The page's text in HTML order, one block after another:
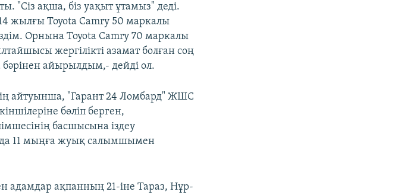
"Сіз ақша, біз уақыт ұтамыз" деді.
жылғы Toyota Camry 50 маркалы
Орнына Toyota Camry 70 маркалы
жергілікті азамат болған соң
айырылдым,- дейді ол.
айтуынша, "Гарант 24 Ломбард" ЖШС
бөліп берген,
басшысына іздеу
11 мыңға жуық салымшымен
ақпанның 21-іне Тараз, Нұр-